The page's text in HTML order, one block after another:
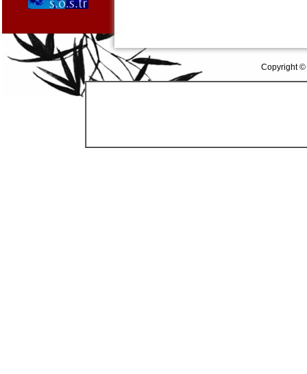
Copyright ©